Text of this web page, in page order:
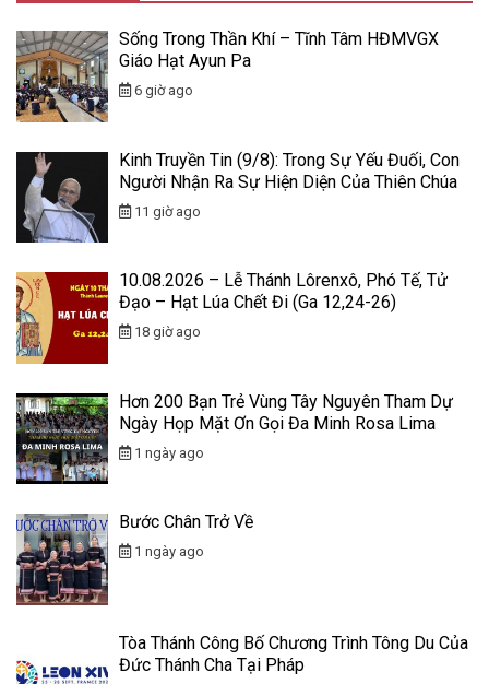
Sống Trong Thần Khí – Tĩnh Tâm HĐMVGX
Giáo Hạt Ayun Pa
6 giờ ago
Kinh Truyền Tin (9/8): Trong Sự Yếu Đuối, Con
Người Nhận Ra Sự Hiện Diện Của Thiên Chúa
11 giờ ago
10.08.2026 – Lễ Thánh Lôrenxô, Phó Tế, Tử
Đạo – Hạt Lúa Chết Đi (Ga 12,24-26)
18 giờ ago
Hơn 200 Bạn Trẻ Vùng Tây Nguyên Tham Dự
Ngày Họp Mặt Ơn Gọi Đa Minh Rosa Lima
1 ngày ago
Bước Chân Trở Về
1 ngày ago
Tòa Thánh Công Bố Chương Trình Tông Du Của
Đức Thánh Cha Tại Pháp